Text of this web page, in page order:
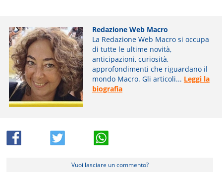
Redazione Web Macro
La Redazione Web Macro si occupa
di tutte le ultime novità,
anticipazioni, curiosità,
approfondimenti che riguardano il
mondo Macro. Gli articoli... Leggi la
biografia
Vuoi lasciare un commento?